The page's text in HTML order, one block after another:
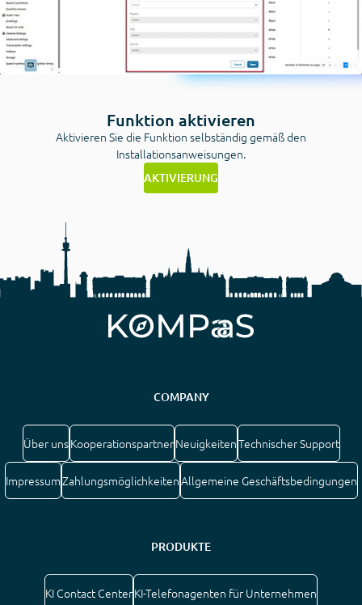
Funktion aktivieren
Aktivieren Sie die Funktion selbständig gemäß den
Installationsanweisungen.
AKTIVIERUNG
COMPANY
Über unsKooperationspartnerNeuigkeitenTechnischer Support
ImpressumZahlungsmöglichkeitenAllgemeine Geschäftsbedingungen
PRODUKTE
KI Contact CenterKI-Telefonagenten für Unternehmen